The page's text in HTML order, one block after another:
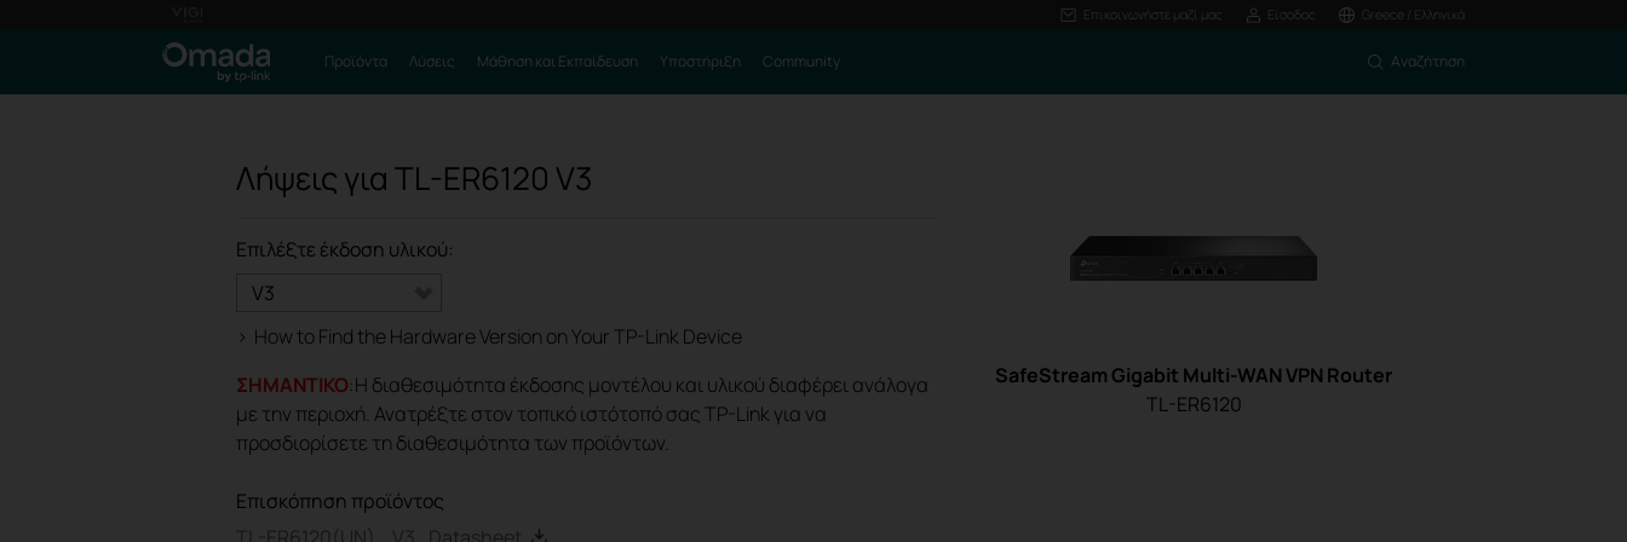
Επικοινωνήστε μαζί μας Είσοδος Greece / Ελληνικά
Προϊόντα Λύσεις Μάθηση και Εκπαίδευση Υποστήριξη Community Αναζήτηση
Λήψεις γιαTL-ER6120V3
Επιλέξτε έκδοση υλικού:
V3
> How to Find the Hardware Version on Your TP-Link Device
ΣΗΜΑΝΤΙΚΟ:Η διαθεσιμότητα έκδοσης μοντέλου και υλικού διαφέρει ανάλογα
με την περιοχή. Ανατρέξτε στον τοπικό ιστότοπό σας TP-Link για να
προσδιορίσετε τη διαθεσιμότητα των προϊόντων.
Επισκόπηση προϊόντος
SafeStream Gigabit Multi-WAN VPN Router
TL-ER6120